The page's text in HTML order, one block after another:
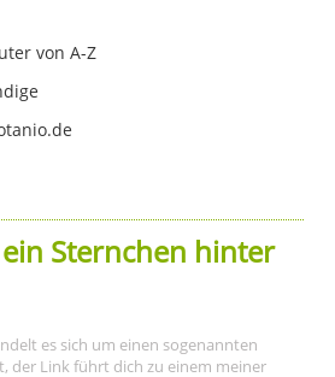
von A-Z
Sternchen hinter
es sich um einen sogenannten
der Link führt dich zu einem meiner